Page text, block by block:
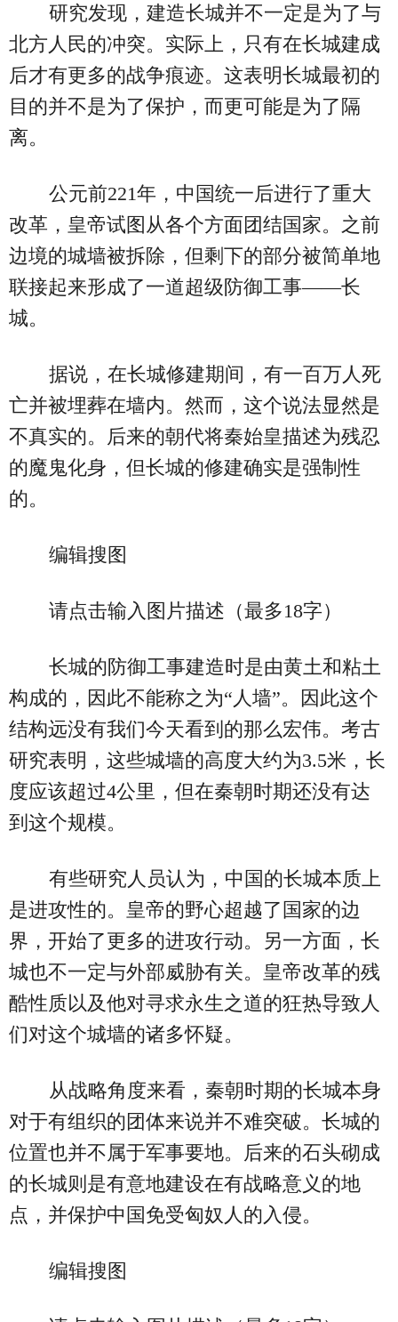
研究发现，建造长城并不一定是为了与
北方人民的冲突。实际上，只有在长城建成
后才有更多的战争痕迹。这表明长城最初的
目的并不是为了保护，而更可能是为了隔
离。
公元前221年，中国统一后进行了重大
改革，皇帝试图从各个方面团结国家。之前
边境的城墙被拆除，但剩下的部分被简单地
联接起来形成了一道超级防御工事——长
城。
据说，在长城修建期间，有一百万人死
亡并被埋葬在墙内。然而，这个说法显然是
不真实的。后来的朝代将秦始皇描述为残忍
的魔鬼化身，但长城的修建确实是强制性
的。
编辑搜图
请点击输入图片描述（最多18字）
长城的防御工事建造时是由黄土和粘土
构成的，因此不能称之为“人墙”。因此这个
结构远没有我们今天看到的那么宏伟。考古
研究表明，这些城墙的高度大约为3.5米，长
度应该超过4公里，但在秦朝时期还没有达
到这个规模。
有些研究人员认为，中国的长城本质上
是进攻性的。皇帝的野心超越了国家的边
界，开始了更多的进攻行动。另一方面，长
城也不一定与外部威胁有关。皇帝改革的残
酷性质以及他对寻求永生之道的狂热导致人
们对这个城墙的诸多怀疑。
从战略角度来看，秦朝时期的长城本身
对于有组织的团体来说并不难突破。长城的
位置也并不属于军事要地。后来的石头砌成
的长城则是有意地建设在有战略意义的地
点，并保护中国免受匈奴人的入侵。
编辑搜图